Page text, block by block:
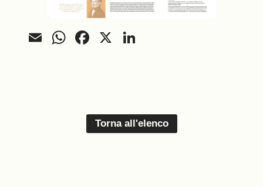
EmailWhatsApp
Facebook
X
Torna all'elenco